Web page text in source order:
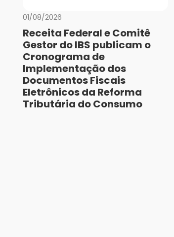
01/08/2026
Receita Federal e Comitê
Gestor do IBS publicam o
Cronograma de
Implementação dos
Documentos Fiscais
Eletrônicos da Reforma
Tributária do Consumo